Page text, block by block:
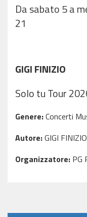
Da sabato 5 a
21
GIGI FINIZIO
Solo tu Tour
Genere:Concerti
Autore:GIGI FINIZIO
Organizzatore: PG